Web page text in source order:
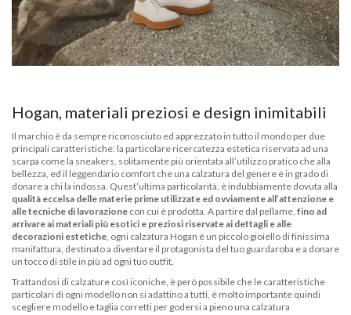
Hogan, materiali preziosi e design inimitabili
Il marchio è da sempre riconosciuto ed apprezzato in tutto il mondo per due
principali caratteristiche: la particolare ricercatezza estetica riservata ad una
scarpa come la sneakers, solitamente più orientata all’utilizzo pratico che alla
bellezza, ed il leggendario comfort che una calzatura del genere è in grado di
donare a chi la indossa. Quest’ultima particolarità, è indubbiamente dovuta alla
qualità eccelsa delle materie prime utilizzate ed ovviamente all’attenzione e
alle tecniche di lavorazione con cui è prodotta. A partire dal pellame, fino ad
arrivare ai materiali più esotici e preziosi riservate ai dettagli e alle
decorazioni estetiche, ogni calzatura Hogan è un piccolo gioiello di finissima
manifattura, destinato a diventare il protagonista del tuo guardaroba e a donare
un tocco di stile in più ad ogni tuo outfit.
Trattandosi di calzature così iconiche, è però possibile che le caratteristiche
particolari di ogni modello non si adattino a tutti, è molto importante quindi
scegliere modello e taglia corretti per godersi a pieno una calzatura